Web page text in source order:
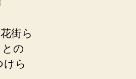
街ら
の
けら